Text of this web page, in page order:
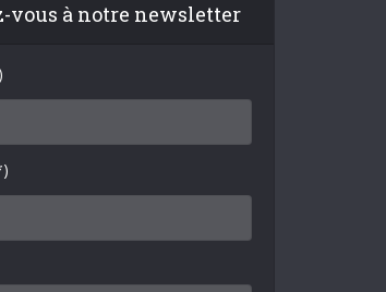
vous à notre newsletter